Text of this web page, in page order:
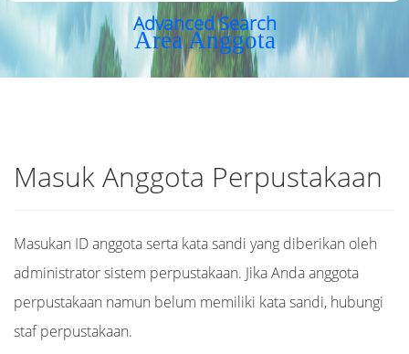
Area Anggota
Advanced Search
Masuk Anggota Perpustakaan
Masukan ID anggota serta kata sandi yang diberikan oleh
administrator sistem perpustakaan. Jika Anda anggota
perpustakaan namun belum memiliki kata sandi, hubungi
staf perpustakaan.